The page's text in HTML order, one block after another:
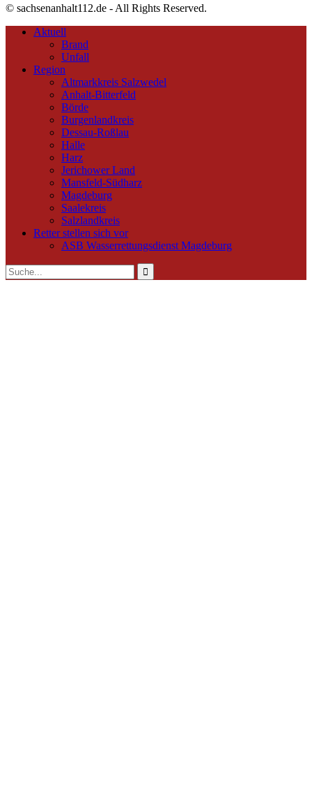
© sachsenanhalt112.de - All Rights Reserved.
Aktuell
Brand
Unfall
Region
Altmarkkreis Salzwedel
Anhalt-Bitterfeld
Börde
Burgenlandkreis
Dessau-Roßlau
Halle
Harz
Jerichower Land
Mansfeld-Südharz
Magdeburg
Saalekreis
Salzlandkreis
Retter stellen sich vor
ASB Wasserrettungsdienst Magdeburg